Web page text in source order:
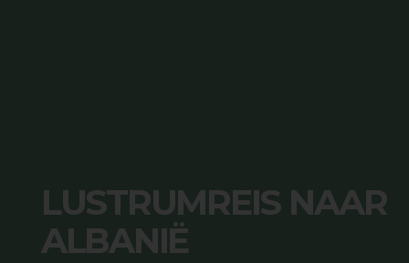
LUSTRUMREIS NAAR
ALBANIË